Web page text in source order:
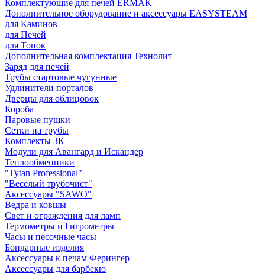
Комплектующие для печей ERMAK
Дополнительное оборудование и аксессуары EASYSTEAM
для Каминов
для Печей
для Топок
Дополнительная комплектация Технолит
Заряд для печей
Трубы стартовые чугунные
Удлинители порталов
Дверцы для облицовок
Короба
Паровые пушки
Сетки на трубы
Комплекты ЗК
Модули для Авангард и Искандер
Теплообменники
"Tytan Professional"
"Весёлый трубочист"
Аксессуары "SAWO"
Ведра и ковшы
Свет и ограждения для ламп
Термометры и Гигрометры
Часы и песочные часы
Бондарные изделия
Аксессуары к печам Ферингер
Аксессуары для барбекю